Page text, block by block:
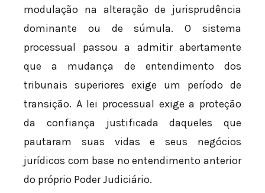
modulação na alteração de jurisprudência
dominante ou de súmula. O sistema
processual passou a admitir abertamente
que a mudança de entendimento dos
tribunais superiores exige um período de
transição. A lei processual exige a proteção
da confiança justificada daqueles que
pautaram suas vidas e seus negócios
jurídicos com base no entendimento anterior
do próprio Poder Judiciário.